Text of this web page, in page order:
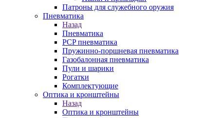
Патроны для служебного оружия
Пневматика
Назад
Пневматика
PCP пневматика
Пружинно-поршневая пневматика
Газобалонная пневматика
Пули и шарики
Рогатки
Комплектующие
Оптика и кронштейны
Назад
Оптика и кронштейны